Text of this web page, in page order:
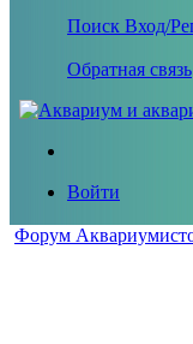
Поиск Вход/
Обратная связь
Войти
Форум